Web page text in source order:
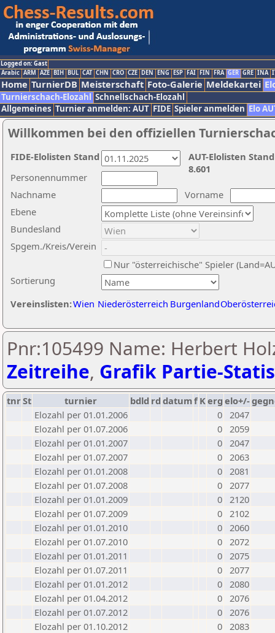
Logged on: Gast
Arabic ARM AZE BIH BUL CAT CHN CRO CZE DEN ENG ESP FAI FIN FRA GER GRE INA
Home TurnierDB Meisterschaft Foto-Galerie Meldekartei
Turnierschach-Elozahl Schnellschach-Elozahl
Allgemeines Turnier anmelden: AUT FIDE Spieler anmelden Elo
Willkommen bei den offiziellen
Nachname
Vorname
Ebene
Sortierung
Personennummer
Bundesland
Spgem./Kreis/Verein
Nur "österreichische" Spieler
Vereinslisten:Wien Niederösterreich Burgenland
AUT-Elolisten
8.601
FIDE-Elolisten Stand
Pnr:105499 Name: Herbert
Zeitreihe, Grafik Partie-
tnrSt turnier bdld rd datumf Kerg elo+/-
Elozahl per 01.01.2006
0 2047
Elozahl per 01.07.2006
0 2059
Elozahl per 01.01.2007
0 2047
Elozahl per 01.07.2007
0 2063
Elozahl per 01.01.2008
0 2081
Elozahl per 01.07.2008
0 2077
Elozahl per 01.01.2009
0 2120
Elozahl per 01.07.2009
0 2102
Elozahl per 01.01.2010
0 2060
Elozahl per 01.07.2010
0 2072
Elozahl per 01.01.2011
0 2075
Elozahl per 01.07.2011
0 2077
Elozahl per 01.01.2012
0 2080
Elozahl per 01.04.2012
0 2076
Elozahl per 01.07.2012
0 2076
Elozahl per 01.10.2012
0 2083